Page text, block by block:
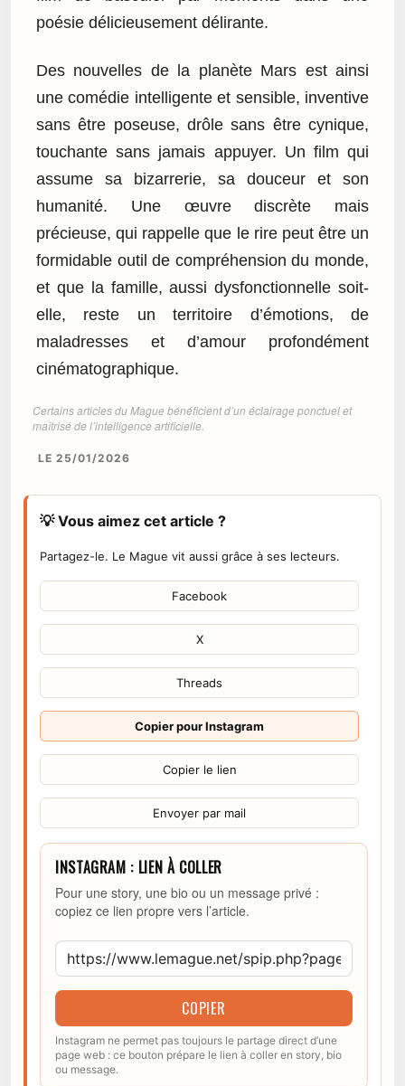
poésie délicieusement délirante.
Des nouvelles de la planète Mars est ainsi
une comédie intelligente et sensible, inventive
sans être poseuse, drôle sans être cynique,
touchante sans jamais appuyer. Un film qui
assume sa bizarrerie, sa douceur et son
humanité. Une œuvre discrète mais
précieuse, qui rappelle que le rire peut être un
formidable outil de compréhension du monde,
et que la famille, aussi dysfonctionnelle soit-
elle, reste un territoire d’émotions, de
maladresses et d’amour profondément
cinématographique.
Certains articles du Mague bénéficient d’un éclairage ponctuel et
maîtrisé de l’intelligence artificielle.
LE 25/01/2026
💡 Vous aimez cet article ?
Partagez-le. Le Mague vit aussi grâce à ses lecteurs.
Facebook
X
Threads
Copier pour Instagram
Copier le lien
Envoyer par mail
INSTAGRAM : LIEN À COLLER
Pour une story, une bio ou un message privé :
copiez ce lien propre vers l’article.
COPIER
Instagram ne permet pas toujours le partage direct d’une
page web : ce bouton prépare le lien à coller en story, bio
ou message.